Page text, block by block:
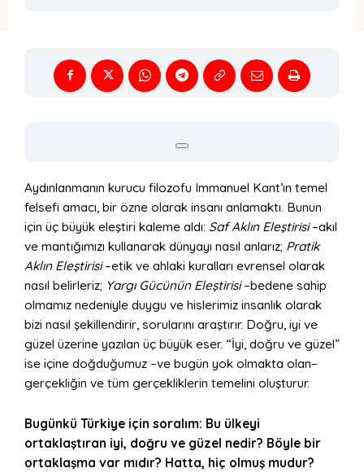
Aydınlanmanın kurucu filozofu Immanuel Kant’ın temel
felsefi amacı, bir özne olarak insanı anlamaktı. Bunun
için üç büyük eleştiri kaleme aldı: Saf Aklın Eleştirisi–akıl
ve mantığımızı kullanarak dünyayı nasıl anlarız; Pratik
Aklın Eleştirisi–etik ve ahlaki kuralları evrensel olarak
nasıl belirleriz; Yargı Gücünün Eleştirisi–bedene sahip
olmamız nedeniyle duygu ve hislerimiz insanlık olarak
bizi nasıl şekillendirir, sorularını araştırır. Doğru, iyi ve
güzel üzerine yazılan üç büyük eser. “İyi, doğru ve güzel”
ise içine doğduğumuz –ve bugün yok olmakta olan–
gerçekliğin ve tüm gerçekliklerin temelini oluşturur.
Bugünkü Türkiye için soralım: Bu ülkeyi
ortaklaştıran iyi, doğru ve güzel nedir? Böyle bir
ortaklaşma var mıdır? Hatta, hiç olmuş mudur?